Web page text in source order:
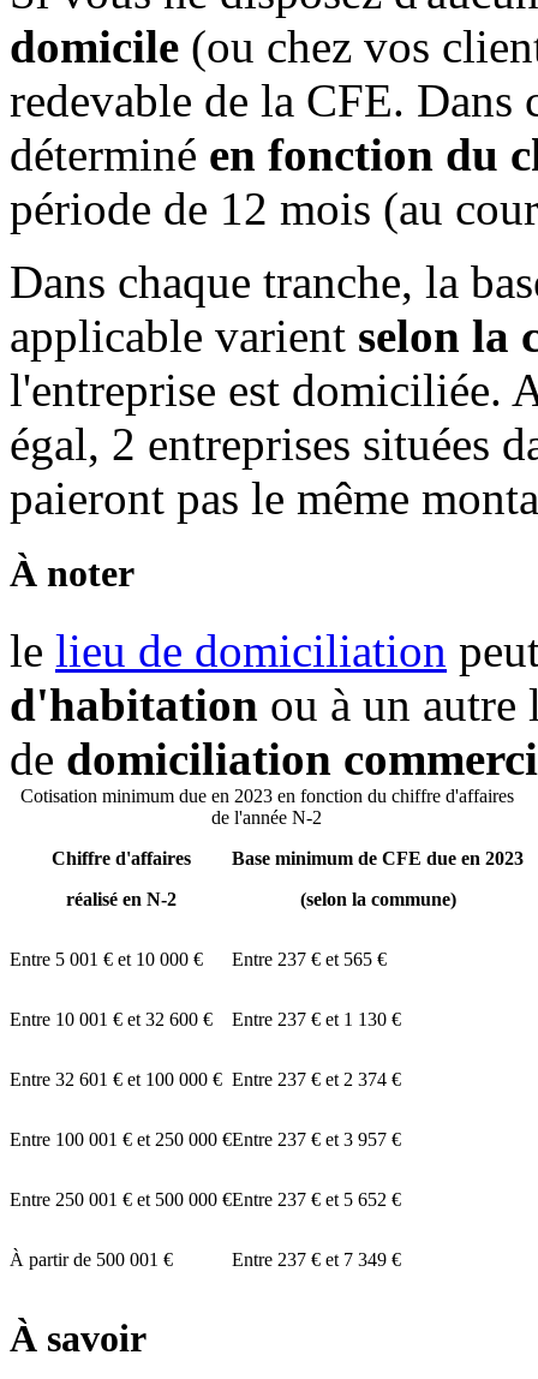
domicile (ou chez vos
redevable de la CFE. Dans
déterminé en fonction du
période de 12 mois (au
Dans chaque tranche, la
applicable varient selon la
l'entreprise est domiciliée.
égal, 2 entreprises situées
paieront pas le même
À noter
le lieu de domiciliation
d'habitation ou à un
de domiciliation
Cotisation minimum due en 2023 en fonction du chiffre d'affaires
de l'année N-2
Chiffre d'affaires
réalisé en N-2
Base minimum de CFE due en 2023
(selon la commune)
Entre 5 001 € et 10 000 € Entre 237 € et 565 €
Entre 10 001 € et 32 600 € Entre 237 € et 1 130 €
Entre 32 601 € et 100 000 € Entre 237 € et 2 374 €
Entre 100 001 € et 250 000 €Entre 237 € et 3 957 €
Entre 250 001 € et 500 000 €Entre 237 € et 5 652 €
À partir de 500 001 € Entre 237 € et 7 349 €
À savoir